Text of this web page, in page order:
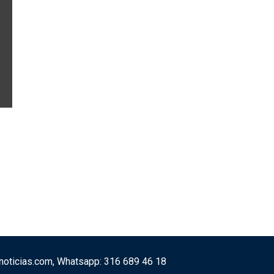
Whatsapp: 316 689 46 18